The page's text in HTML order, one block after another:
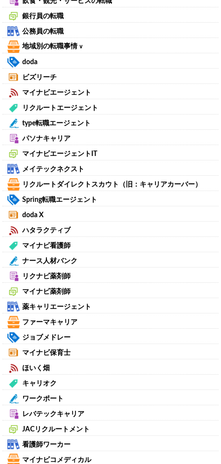
銀行員の転職
公務員の転職
地域別の転職事情 ∨
doda
ビズリーチ
マイナビエージェント
リクルートエージェント
type転職エージェント
パソナキャリア
マイナビエージェントIT
メイテックネクスト
リクルートダイレクトスカウト（旧：キャリアカーバー）
Spring転職エージェント
doda X
ハタラクティブ
マイナビ看護師
ナース人材バンク
リクナビ薬剤師
マイナビ薬剤師
薬キャリエージェント
ファーマキャリア
ジョブメドレー
マイナビ保育士
ほいく畑
キャリオク
ワークポート
レバテックキャリア
JACリクルートメント
看護師ワーカー
マイナビコメディカル